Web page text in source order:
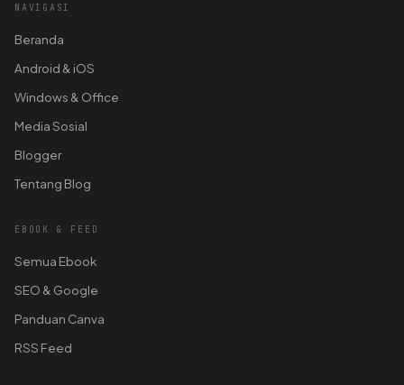
NAVIGASI
Beranda
Android & iOS
Windows & Office
Media Sosial
Blogger
Tentang Blog
EBOOK & FEED
Semua Ebook
SEO & Google
Panduan Canva
RSS Feed